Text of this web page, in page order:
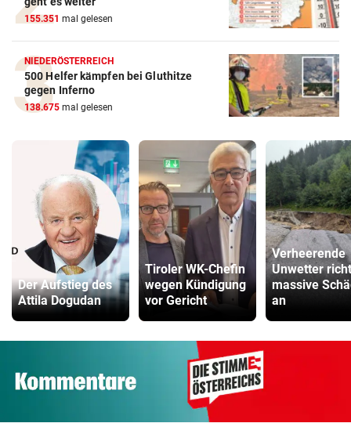
155.351 mal gelesen
NIEDERÖSTERREICH
500 Helfer kämpfen bei Gluthitze
gegen Inferno
138.675 mal gelesen
Der Aufstieg des
Attila Dogudan
Tiroler WK-Chefin
wegen Kündigung
vor Gericht
Verheerende
Unwetter
massive
an